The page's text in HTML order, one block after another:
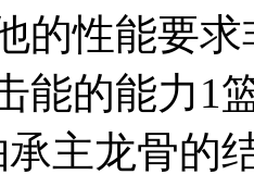
的性能要
能的能力1
主龙骨的